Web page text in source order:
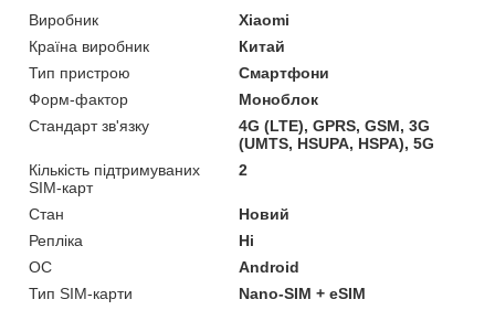
Виробник
Xiaomi
Країна виробник
Китай
Тип пристрою
Смартфони
Форм-фактор
Моноблок
Стандарт зв'язку
4G (LTE), GPRS, GSM, 3G
(UMTS, HSUPA, HSPA), 5G
Кількість підтримуваних
SIM-карт
2
Стан
Новий
Репліка
Ні
ОС
Android
Тип SIM-карти
Nano-SIM + eSIM